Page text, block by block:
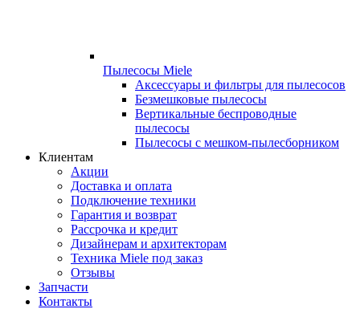
Пылесосы Miele
Аксессуары и фильтры для пылесосов
Безмешковые пылесосы
Вертикальные беспроводные
пылесосы
Пылесосы с мешком-пылесборником
Клиентам
Акции
Доставка и оплата
Подключение техники
Гарантия и возврат
Рассрочка и кредит
Дизайнерам и архитекторам
Техника Miele под заказ
Отзывы
Запчасти
Контакты